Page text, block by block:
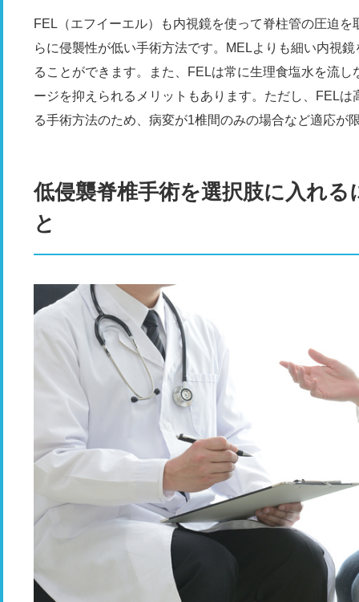
FEL（エフイーエル）も内視鏡を使って脊柱管の圧迫
らに侵襲性が低い手術方法です。MELよりも細い内視
ることができます。また、FELは常に生理食塩水を流
ージを抑えられるメリットもあります。ただし、FEL
る手術方法のため、病変が1椎間のみの場合など適応が
低侵襲脊椎手術を選択肢に入れ
と